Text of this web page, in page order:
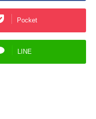
Pocket
LINE